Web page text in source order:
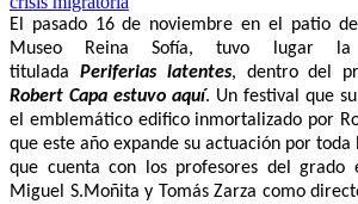
El pasado 16 de noviembre en el patio
Museo Reina Sofía, tuvo lugar la
titulada Periferias latentes, dentro del
Robert Capa estuvo aquí. Un festival que
el emblemático edifico inmortalizado por
que este año expande su actuación por
que cuenta con los profesores del grado
Miguel S.Moñita y Tomás Zarza como